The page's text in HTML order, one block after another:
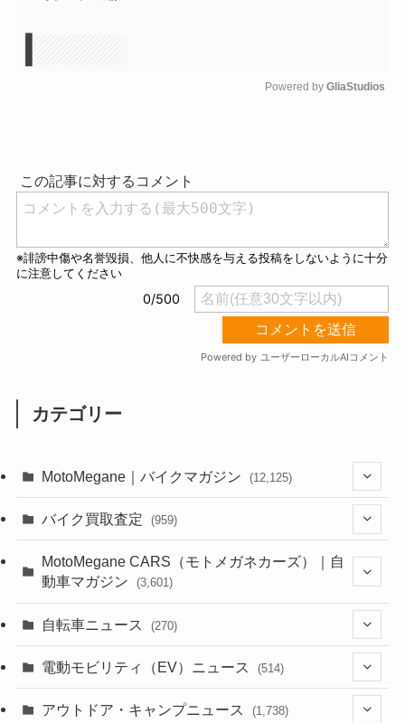
Powered by GliaStudios
カテゴリー
MotoMegane｜バイクマガジン (12,125)
(44)
(637)
(118)
(60)
(252)
(38) (249)
(306)
(6,953)
(2,473)
(1,226)
バイク買取査定 (959)
(352)
MotoMegane CARS（モトメガネカーズ）｜自
動車マガジン
(3,601)
(185)
自転車ニュース (270)
(54)
(211)
電動モビリティ（EV）ニュース (514)
(132)
アウトドア・キャンプニュース (1,738)